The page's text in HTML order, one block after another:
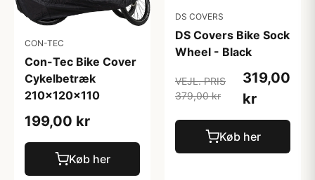
CON-TEC
Con-Tec Bike Cover
Cykelbetræk
210x120x110
199,00 kr
Køb her
DS COVERS
DS Covers Bike Sock
Wheel - Black
VEJL. PRIS
379,00 kr
319,00
kr
Køb her